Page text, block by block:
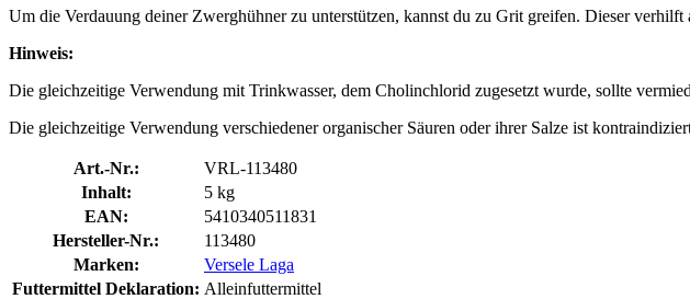
Um die Verdauung deiner Zwerghühner zu unterstützen, kannst du zu Grit greifen. Dieser
Hinweis:
Die gleichzeitige Verwendung mit Trinkwasser, dem Cholinchlorid zugesetzt wurde, sollte
Die gleichzeitige Verwendung verschiedener organischer Säuren oder ihrer Salze ist
Art.-Nr.:
VRL-113480
Inhalt:
5 kg
EAN:
5410340511831
Hersteller-Nr.:
113480
Marken:
Versele Laga
Futtermittel Deklaration: Alleinfuttermittel